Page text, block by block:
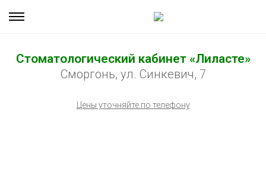
Стоматологический кабинет «Лиласте»
Сморгонь, ул. Синкевич, 7
Цены уточняйте по телефону